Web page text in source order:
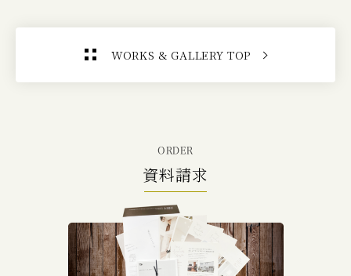
WORKS & GALLERY TOP
ORDER
資料請求